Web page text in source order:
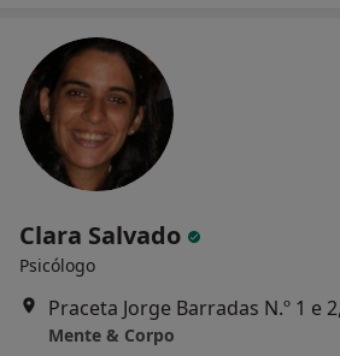
Clara Salvado
Psicólogo
Praceta Jorge Barradas N.º 1 e
Mente & Corpo